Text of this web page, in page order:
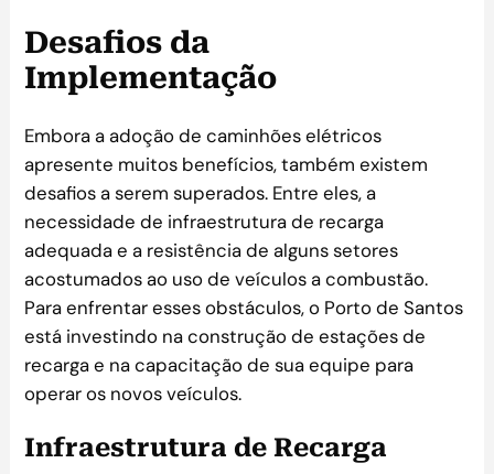
Desafios da
Implementação
Embora a adoção de caminhões elétricos
apresente muitos benefícios, também existem
desafios a serem superados. Entre eles, a
necessidade de infraestrutura de recarga
adequada e a resistência de alguns setores
acostumados ao uso de veículos a combustão.
Para enfrentar esses obstáculos, o Porto de Santos
está investindo na construção de estações de
recarga e na capacitação de sua equipe para
operar os novos veículos.
Infraestrutura de Recarga